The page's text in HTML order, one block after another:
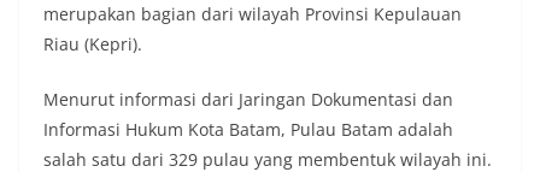
merupakan bagian dari wilayah Provinsi Kepulauan
Riau (Kepri).
Menurut informasi dari Jaringan Dokumentasi dan
Informasi Hukum Kota Batam, Pulau Batam adalah
salah satu dari 329 pulau yang membentuk wilayah ini.